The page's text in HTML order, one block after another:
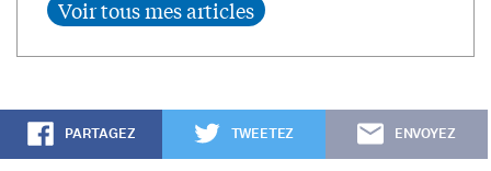
PARTAGEZ TWEETEZ ENVOYEZ